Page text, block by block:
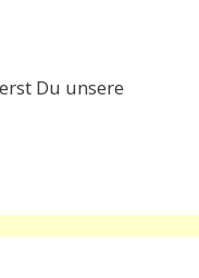
Du unsere